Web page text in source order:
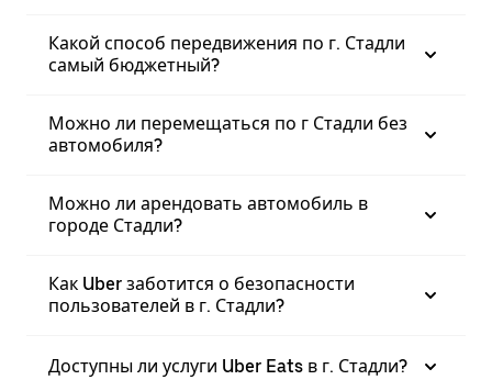
Какой способ передвижения по г. Стадли
самый бюджетный?
Можно ли перемещаться по г Стадли без
автомобиля?
Можно ли арендовать автомобиль в
городе Стадли?
Как Uber заботится о безопасности
пользователей в г. Стадли?
Доступны ли услуги Uber Eats в г. Стадли?